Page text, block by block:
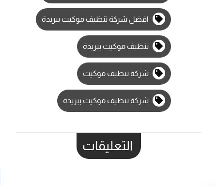
افضل شركة تنظيف موكيت ببريدة
تنظيف موكيت ببريدة
شركة تنظيف موكيت
شركة تنظيف موكيت ببريدة
التعليقات